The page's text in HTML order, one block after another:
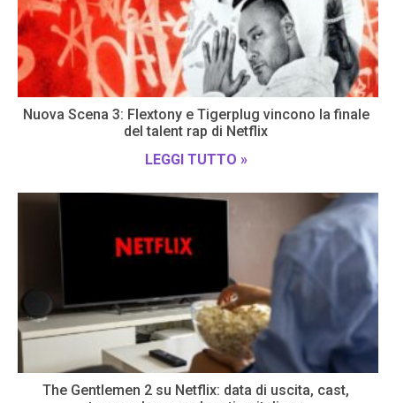
Nuova Scena 3: Flextony e Tigerplug vincono la finale
del talent rap di Netflix
LEGGI TUTTO »
The Gentlemen 2 su Netflix: data di uscita, cast,